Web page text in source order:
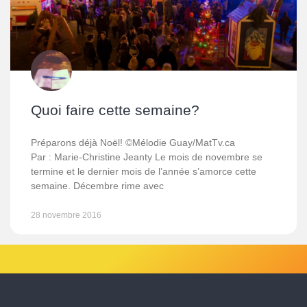
Quoi faire cette semaine?
Préparons déjà Noël! ©Mélodie Guay/MatTv.ca
Par : Marie-Christine Jeanty Le mois de novembre se
termine et le dernier mois de l’année s’amorce cette
semaine. Décembre rime avec
28 novembre 2016